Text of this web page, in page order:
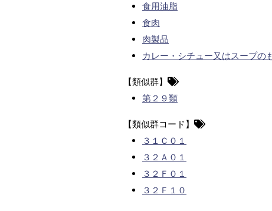
食用油脂
食肉
肉製品
カレー・シチュー又はスープの
【類似群】
第２９類
【類似群コード】
３１Ｃ０１
３２Ａ０１
３２Ｆ０１
３２Ｆ１０